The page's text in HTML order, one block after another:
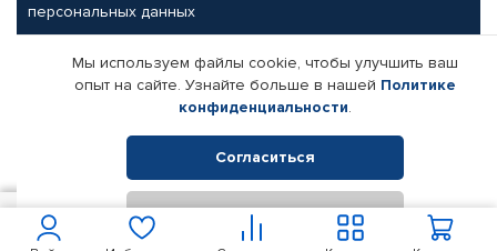
персональных данных
Партнерам
Корпоративным клиентам
Поставщикам
Реквизиты компании
© КАМАЗ ЦЕНТР ДОНЕЦК, 2015-2026. Все права защищены.
Интернет-магазин автомобильных товаров Автопрофи.
Мы используем файлы cookie, чтобы улучшить ваш
опыт на сайте. Узнайте больше в нашей Политике
конфиденциальности.
Согласиться
Отклонить
350 В корзину